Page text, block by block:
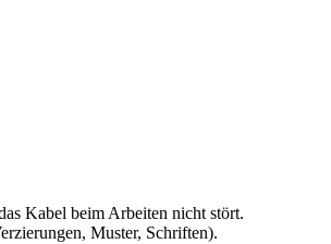
Kabel beim Arbeiten nicht stört.
Muster, Schriften).